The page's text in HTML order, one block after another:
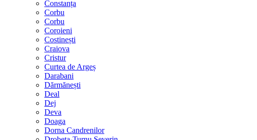
Constanța
Corbu
Corbu
Coroieni
Costinești
Craiova
Cristur
Curtea de Argeș
Darabani
Dărmănești
Deal
Dej
Deva
Doaga
Dorna Candrenilor